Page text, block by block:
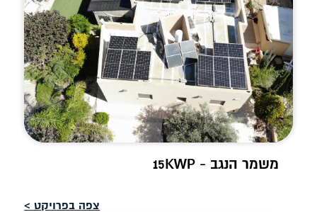
משמר הנגב - 15KWP
צפה בפרויקט >